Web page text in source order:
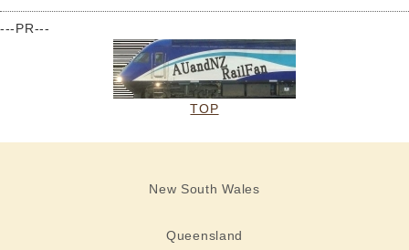
---PR---
TOP
New South Wales
Queensland